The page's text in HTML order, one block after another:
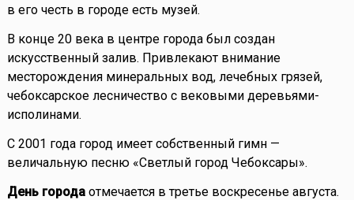
в его честь в городе есть музей.
В конце 20 века в центре города был создан
искусственный залив. Привлекают внимание
месторождения минеральных вод, лечебных грязей,
чебоксарское лесничество с вековыми деревьями-
исполинами.
С 2001 года город имеет собственный гимн —
величальную песню «Светлый город Чебоксары».
День городаотмечается в третье воскресенье августа.